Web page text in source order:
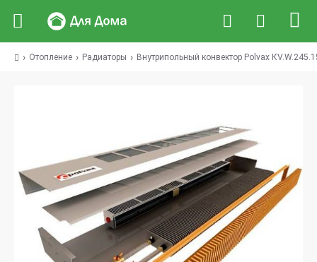
Отопление Радиаторы Внутрипольный конвектор Polvax